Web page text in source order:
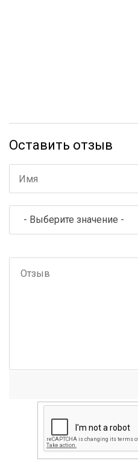
Оставить отзыв
- Выберите значение -